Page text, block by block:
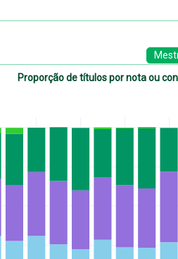
Proporção de títulos por nota ou